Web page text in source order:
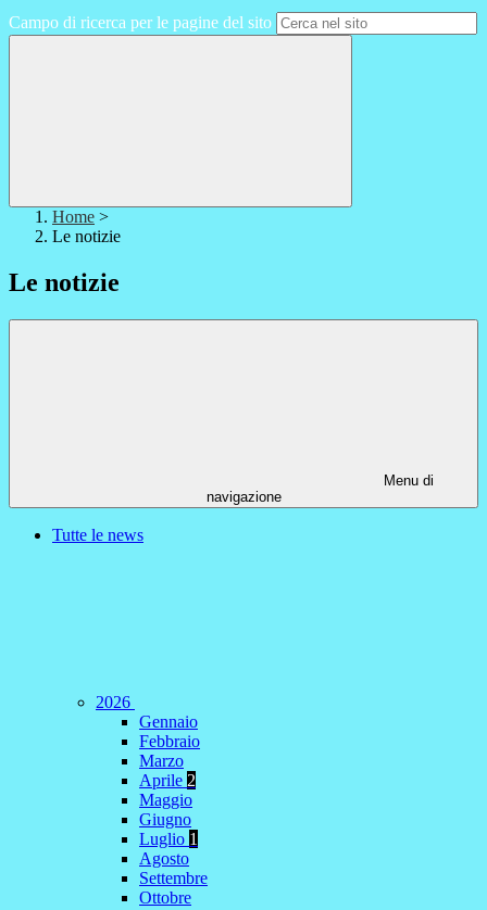
Campo di ricerca per le pagine del sito
Home >
Le notizie
Le notizie
Menu di
navigazione
Tutte le news
2026
Gennaio
Febbraio
Marzo
Aprile 2
Maggio
Giugno
Luglio 1
Agosto
Settembre
Ottobre